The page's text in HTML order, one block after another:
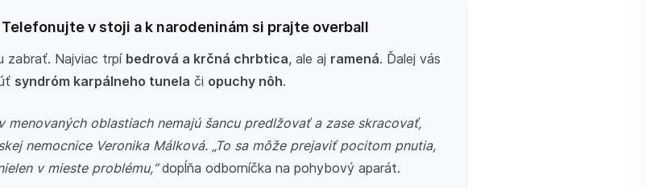
v stoji a k narodeninám si prajte overball
zabrať. Najviac trpí bedrová a krčná chrbtica, ale aj ramená. Ďalej vás
syndróm karpálneho tunela či opuchy nôh.
menovaných oblastiach nemajú šancu predlžovať a zase skracovať,
nemocnice Veronika Málková. „To sa môže prejaviť pocitom pnutia,
v mieste problému,“dopĺňa odborníčka na pohybový aparát.